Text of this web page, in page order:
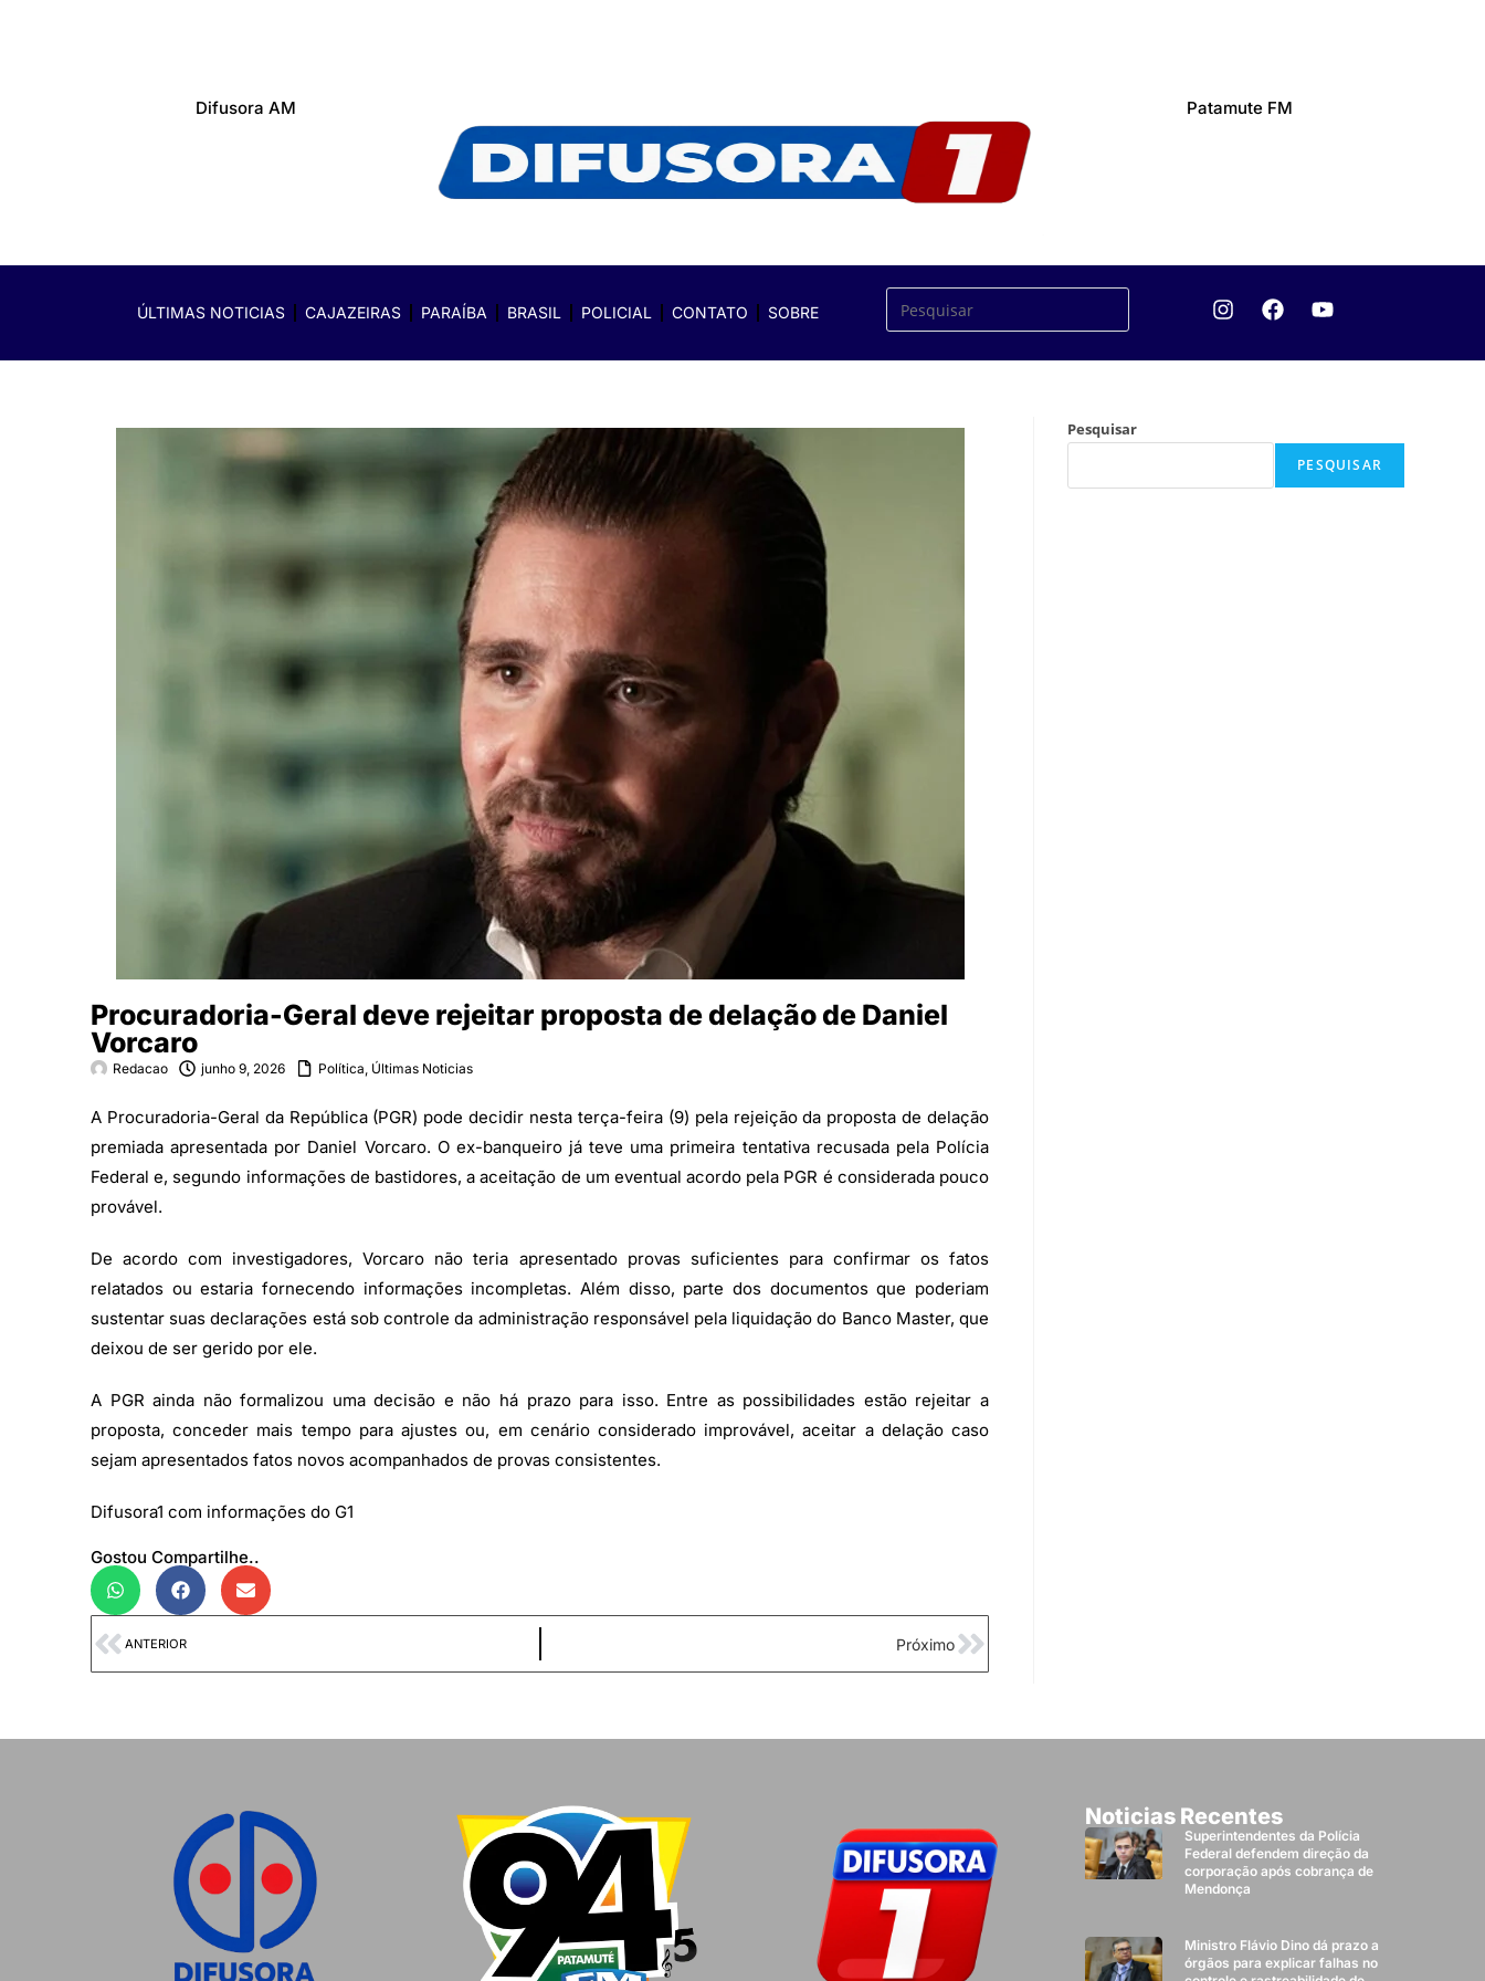
Difusora AM Patamute FM
ÚLTIMAS NOTICIAS CAJAZEIRAS PARAÍBA BRASIL POLICIAL CONTATO SOBRE
Procuradoria-Geral deve rejeitar proposta de delação de Daniel
Vorcaro
Redacao junho 9, 2026 Política, Últimas Noticias
A Procuradoria-Geral da República (PGR) pode decidir nesta terça-feira (9) pela rejeição da proposta de delação
premiada apresentada por Daniel Vorcaro. O ex-banqueiro já teve uma primeira tentativa recusada pela Polícia
Federal e, segundo informações de bastidores, a aceitação de um eventual acordo pela PGR é considerada pouco
provável.
De acordo com investigadores, Vorcaro não teria apresentado provas suficientes para confirmar os fatos
relatados ou estaria fornecendo informações incompletas. Além disso, parte dos documentos que poderiam
sustentar suas declarações está sob controle da administração responsável pela liquidação do Banco Master, que
deixou de ser gerido por ele.
A PGR ainda não formalizou uma decisão e não há prazo para isso. Entre as possibilidades estão rejeitar a
proposta, conceder mais tempo para ajustes ou, em cenário considerado improvável, aceitar a delação caso
sejam apresentados fatos novos acompanhados de provas consistentes.
Difusora1 com informações do G1
Gostou Compartilhe..
ANTERIOR Próximo
Pesquisar
PESQUISAR
Noticias Recentes
Superintendentes da Polícia
Federal defendem direção da
corporação após cobrança de
Mendonça
Ministro Flávio Dino dá prazo a
órgãos para explicar falhas no